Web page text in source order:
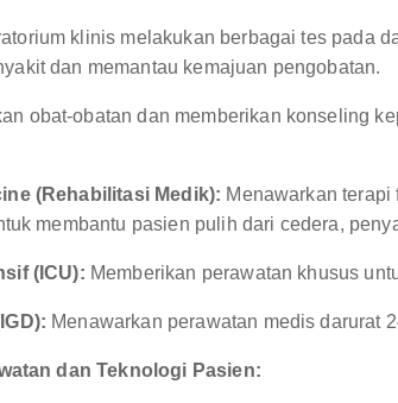
klinis melakukan berbagai tes pada
dan memantau kemajuan pengobatan.
obat-obatan dan memberikan konseling
(Rehabilitasi Medik): Menawarkan
membantu pasien pulih dari cedera,
(ICU): Memberikan perawatan khusus
Menawarkan perawatan medis darurat
dan Teknologi Pasien: